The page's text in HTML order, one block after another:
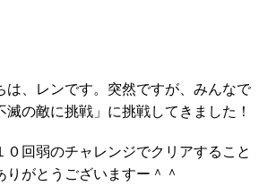
は、レンです。突然ですが、みんなで
滅の敵に挑戦」に挑戦してきました！
０回弱のチャレンジでクリアすること
りがとうございますー＾＾